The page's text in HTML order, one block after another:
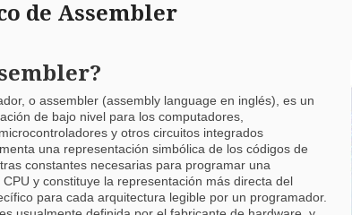
de Assembler
o assembler (assembly language en inglés), es un
de bajo nivel para los computadores,
y otros circuitos integrados
una representación simbólica de los códigos de
constantes necesarias para programar una
y constituye la representación más directa del
para cada arquitectura legible por un programador.